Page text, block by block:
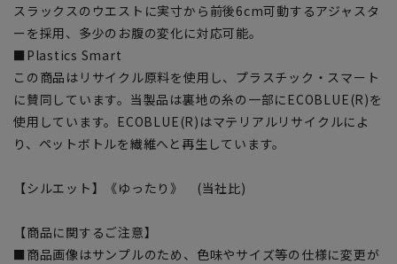
スラックスのウエストに実寸から前後6cm可動するアジャスタ
ーを採用、多少のお腹の変化に対応可能。
■Plastics Smart
この商品はリサイクル原料を使用し、プラスチック・スマート
に賛同しています。当製品は裏地の糸の一部にECOBLUE(R)を
使用しています。ECOBLUE(R)はマテリアルリサイクルによ
り、ペットボトルを繊維へと再生しています。
【シルエット】《ゆったり》 (当社比)
【商品に関するご注意】
■商品画像はサンプルのため、色味やサイズ等の仕様に変更が